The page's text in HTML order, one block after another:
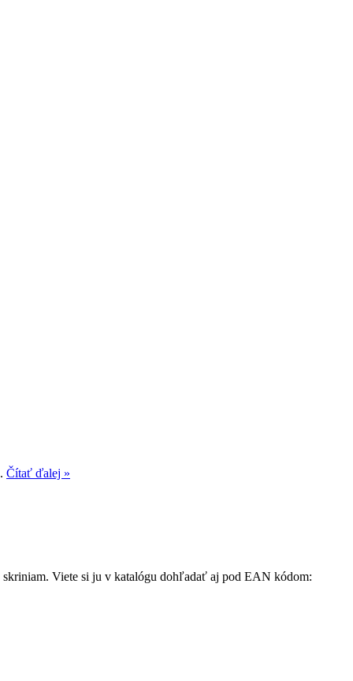
Čítať ďalej »
skriniam. Viete si ju v katalógu dohľadať aj pod EAN kódom: